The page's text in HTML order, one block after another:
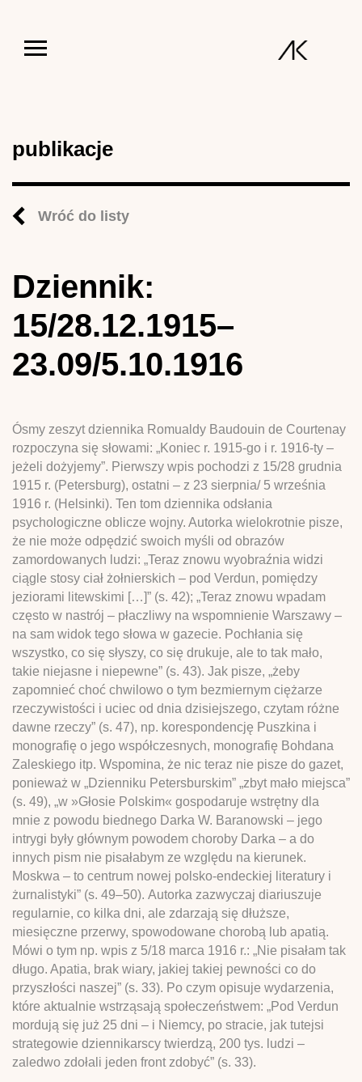
publikacje
Wróć do listy
Dziennik:
15/28.12.1915–
23.09/5.10.1916
Ósmy zeszyt dziennika Romualdy Baudouin de Courtenay
rozpoczyna się słowami: „Koniec r. 1915-go i r. 1916-ty –
jeżeli dożyjemy”. Pierwszy wpis pochodzi z 15/28 grudnia
1915 r. (Petersburg), ostatni – z 23 sierpnia/ 5 września
1916 r. (Helsinki). Ten tom dziennika odsłania
psychologiczne oblicze wojny. Autorka wielokrotnie pisze,
że nie może odpędzić swoich myśli od obrazów
zamordowanych ludzi: „Teraz znowu wyobraźnia widzi
ciągle stosy ciał żołnierskich – pod Verdun, pomiędzy
jeziorami litewskimi […]” (s. 42); „Teraz znowu wpadam
często w nastrój – płaczliwy na wspomnienie Warszawy –
na sam widok tego słowa w gazecie. Pochłania się
wszystko, co się słyszy, co się drukuje, ale to tak mało,
takie niejasne i niepewne” (s. 43). Jak pisze, „żeby
zapomnieć choć chwilowo o tym bezmiernym ciężarze
rzeczywistości i uciec od dnia dzisiejszego, czytam różne
dawne rzeczy” (s. 47), np. korespondencję Puszkina i
monografię o jego współczesnych, monografię Bohdana
Zaleskiego itp. Wspomina, że nic teraz nie pisze do gazet,
ponieważ w „Dzienniku Petersburskim” „zbyt mało miejsca”
(s. 49), „w »Głosie Polskim« gospodaruje wstrętny dla
mnie z powodu biednego Darka W. Baranowski – jego
intrygi były głównym powodem choroby Darka – a do
innych pism nie pisałabym ze względu na kierunek.
Moskwa – to centrum nowej polsko-endeckiej literatury i
żurnalistyki” (s. 49–50). Autorka zazwyczaj diariuszuje
regularnie, co kilka dni, ale zdarzają się dłuższe,
miesięczne przerwy, spowodowane chorobą lub apatią.
Mówi o tym np. wpis z 5/18 marca 1916 r.: „Nie pisałam tak
długo. Apatia, brak wiary, jakiej takiej pewności co do
przyszłości naszej” (s. 33). Po czym opisuje wydarzenia,
które aktualnie wstrząsają społeczeństwem: „Pod Verdun
mordują się już 25 dni – i Niemcy, po stracie, jak tutejsi
strategowie dziennikarscy twierdzą, 200 tys. ludzi –
zaledwo zdołali jeden front zdobyć” (s. 33).